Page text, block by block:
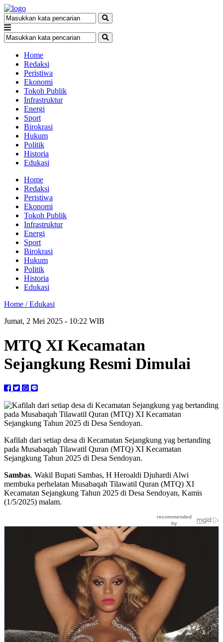
Home
Redaksi
Peristiwa
Ekonomi
Tokoh Publik
Infrastruktur
Energi
Sport
Birokrasi
Hukum
Politik
Historia
Edukasi
Home
Redaksi
Peristiwa
Ekonomi
Tokoh Publik
Infrastruktur
Energi
Sport
Birokrasi
Hukum
Politik
Historia
Edukasi
Home /Edukasi
Jumat, 2 Mei 2025 - 10:22 WIB
MTQ XI Kecamatan
Sejangkung Resmi Dimulai
Kafilah dari setiap desa di Kecamatan Sejangkung yag bertanding
pada Musabaqah Tilawatil Quran (MTQ) XI Kecamatan
Sejangkung Tahun 2025 di Desa Sendoyan.
Sambas. Wakil Bupati Sambas, H Heroaldi Djuhardi Alwi
membuka perhelatan Musabaqah Tilawatil Quran (MTQ) XI
Kecamatan Sejangkung Tahun 2025 di Desa Sendoyan, Kamis
(1/5/2025) malam.